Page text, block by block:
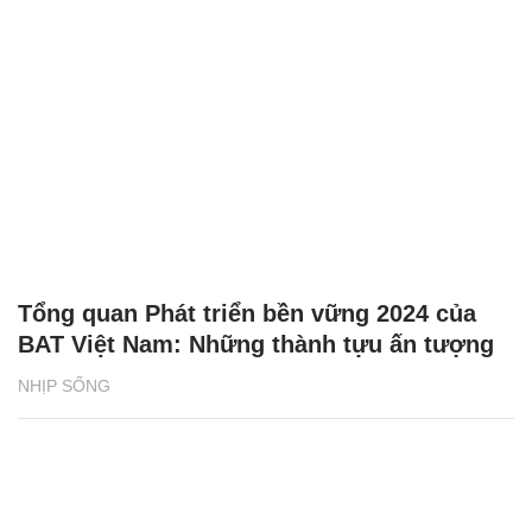
NHỊP SỐNG
Tổng quan Phát triển bền vững 2024 của
BAT Việt Nam: Những thành tựu ấn tượng